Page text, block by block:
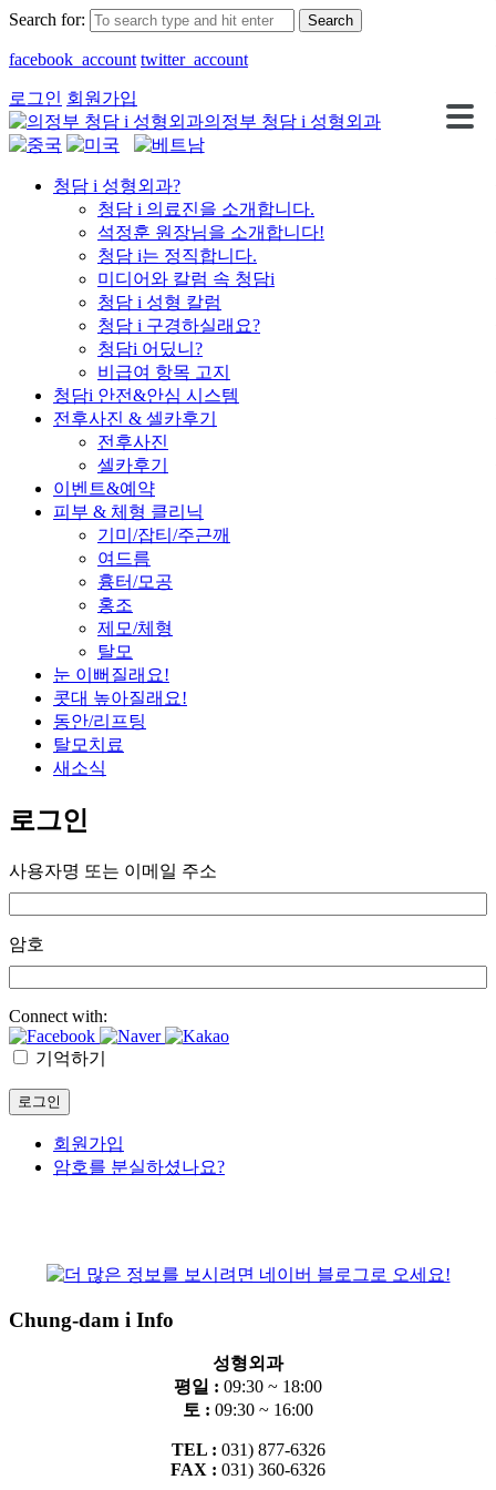
Search for:
facebook_account twitter_account
로그인 회원가입
의정부 청담 i 성형외과
청담 i 성형외과?
청담 i 의료진을 소개합니다.
석정훈 원장님을 소개합니다!
청담 i는 정직합니다.
미디어와 칼럼 속 청담i
청담 i 성형 칼럼
청담 i 구경하실래요?
청담i 어딨니?
비급여 항목 고지
청담i 안전&안심 시스템
전후사진 & 셀카후기
전후사진
셀카후기
이벤트&예약
피부 & 체형 클리닉
기미/잡티/주근깨
여드름
흉터/모공
홍조
제모/체형
탈모
눈 이뻐질래요!
콧대 높아질래요!
동안/리프팅
탈모치료
새소식
로그인
사용자명 또는 이메일 주소
암호
Connect with:
기억하기
회원가입
암호를 분실하셨나요?
Chung-dam i Info
성형외과
평일 : 09:30 ~ 18:00
토 : 09:30 ~ 16:00
TEL : 031) 877-6326
FAX : 031) 360-6326